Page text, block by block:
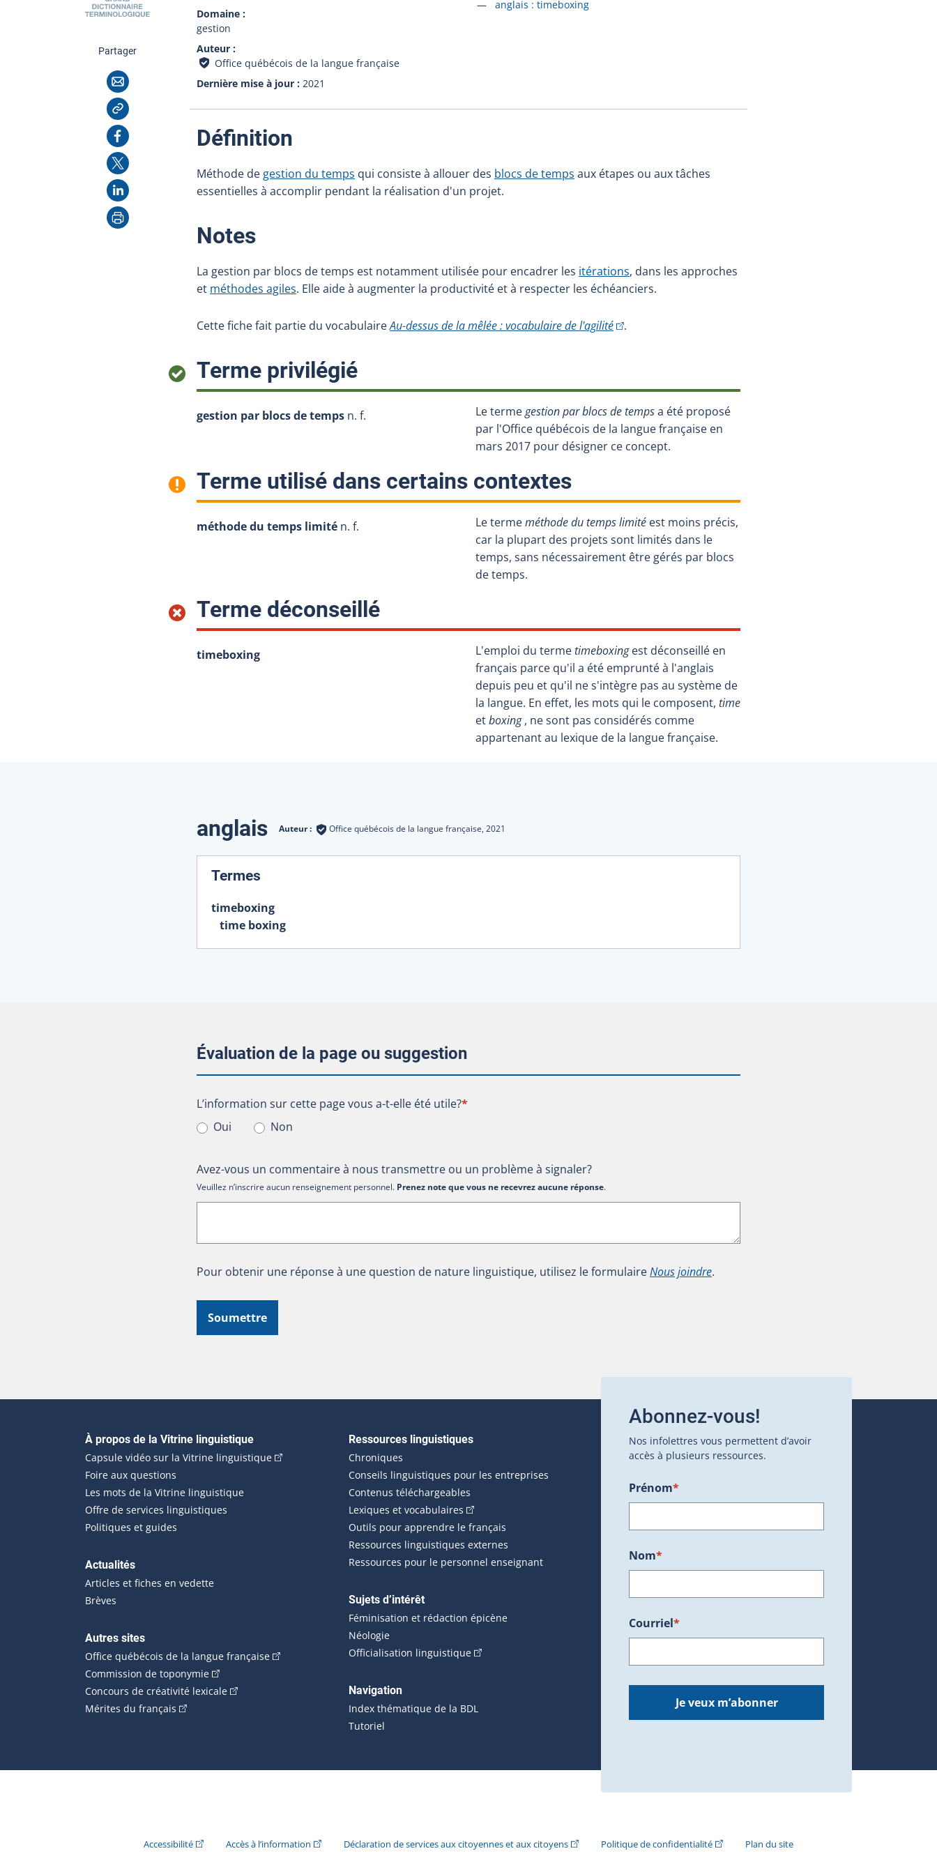
Domaine
gestion
Auteur
Office québécois de la langue française
Dernière mise à jour
2021
Accéder à la fiche en
anglais : timeboxing
Partagercette page
Courriel
Copier l'adresse
Facebook
X
LinkedIn
Imprimer
Définition
Méthode de gestion du temps qui consiste à allouer des blocs de temps aux étapes ou aux tâches
essentielles à accomplir pendant la réalisation d'un projet.
Notes:
La gestion par blocs de temps est notamment utilisée pour encadrer les itérations, dans les approches
et méthodes agiles. Elle aide à augmenter la productivité et à respecter les échéanciers.
Cette fiche fait partie du vocabulaireAu-dessus de la mêlée : vocabulaire de l'agilité(Cet hyperlien externe s'ouvrira dans une nouvelle fenêtre.)
.
Terme privilégié:
gestion par blocs de temps n. f. Le termegestion par blocs de tempsa été proposé
par l'Office québécois de la langue française en
mars 2017 pour désigner ce concept.
Terme utilisé dans certains contextes:
méthode du temps limité n. f. Le termeméthode du temps limité est moins précis,
car la plupart des projets sont limités dans le
temps, sans nécessairement être gérés par blocs
de temps.
Terme déconseillé:
timeboxing L'emploi du termetimeboxingest déconseillé en
français parce qu'il a été emprunté à l'anglais
depuis peu et qu'il ne s'intègre pas au système de
la langue. En effet, les mots qui le composent, time
etboxing, ne sont pas considérés comme
appartenant au lexique de la langue française.
Traductions
anglais Auteur : Office québécois de la langue française, 2021
Termes
timeboxing
time boxing
Évaluation de la page ou suggestion
L’information sur cette page vous a-t-elle été utile?
L’information sur cette page vous a-t-elle été utile?*
Oui
Non
Avez-vous un commentaire à nous transmettre ou un problème à signaler?
Veuillez n’inscrire aucun renseignement personnel. Prenez note que vous ne recevrez aucune réponse.
Pour obtenir une réponse à une question de nature linguistique, utilisez le formulaireNous joindre.
Soumettre
Navigation principale
À propos de la Vitrine linguistique
Capsule vidéo sur la Vitrine linguistique(Cet hyperlien externe s'ouvrira dans une nouvelle fenêtre.)
Foire aux questions
Les mots de la Vitrine linguistique
Offre de services linguistiques
Politiques et guides
Actualités
Articles et fiches en vedette
Brèves
Autres sites
Office québécois de la langue française(Cet hyperlien externe s'ouvrira dans une nouvelle fenêtre.)
Commission de toponymie(Cet hyperlien externe s'ouvrira dans une nouvelle fenêtre.)
Concours de créativité lexicale(Cet hyperlien externe s'ouvrira dans une nouvelle fenêtre.)
Mérites du français (Cet hyperlien externe s'ouvrira dans une nouvelle fenêtre.)
Ressources linguistiques
Chroniques
Conseils linguistiques pour les entreprises
Contenus téléchargeables
Lexiques et vocabulaires (Cet hyperlien externe s'ouvrira dans une nouvelle fenêtre.)
Outils pour apprendre le français
Ressources linguistiques externes
Ressources pour le personnel enseignant
Sujets d’intérêt
Féminisation et rédaction épicène
Néologie
Officialisation linguistique(Cet hyperlien externe s'ouvrira dans une nouvelle fenêtre.)
Navigation
Index thématique de la BDL
Tutoriel
Abonnez-vous!
Nos infolettres vous permettent d’avoir
accès à plusieurs ressources.
Prénom*
Nom*
Courriel*
Je veux m’abonner
Accessibilité(Cet hyperlien externe s'ouvrira dans une nouvelle fenêtre.)
Accès à l’information (Cet hyperlien externe s'ouvrira dans une nouvelle fenêtre.)
Déclaration de services aux citoyennes et aux citoyens(Cet hyperlien externe s'ouvrira dans une nouvelle fenêtre.)
Politique de confidentialité(Cet hyperlien externe s'ouvrira dans une nouvelle
Plan du site